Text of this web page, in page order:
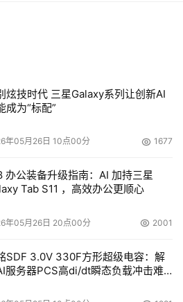
理信息时“质”的表现，而信息
求。金存小博士V8采用USB2.0
接口提高了四十倍。另外，20G至
户从容应对各种不同容量需求的信
量的共有信息充分为己所用，其中
是单纯技术参数的比较，由技
者真正评价和选择的标准。精品的
士V8就是在技术品质领先性的精
专一品”的产品理念的指导下造就
门”，将信息的数量和质量都重重
价值的同时，真正体会精品带来
炫技时代 三星Galaxy系列让创新AI
成为“标配”
年05月26日 10点00分 1677
办公装备升级指南：AI 加持三星
Tab S11 ，高效办公更顺心
年05月26日 20点00分 2001
SDF 3.0V 330F方形超级电容：解
服务器PCS高di/dt瞬态负载冲击难